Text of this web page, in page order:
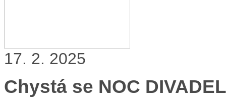
17. 2. 2025
Chystá se NOC